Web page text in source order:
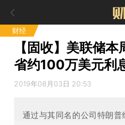
财经
【固收】美联储
省约100万美元利
2019年08月03日 20:53
通过与其同名的公司特朗